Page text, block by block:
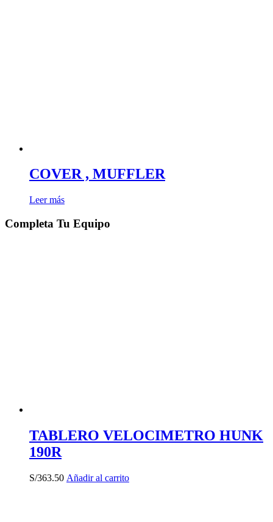
COVER , MUFFLER
Leer más
Completa Tu Equipo
TABLERO VELOCIMETRO HUNK
190R
S/363.50 Añadir al carrito